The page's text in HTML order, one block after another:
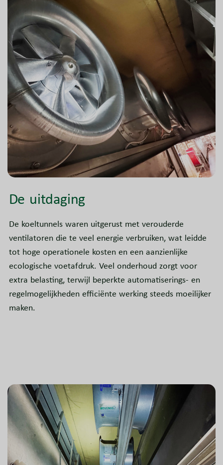
De uitdaging
De koeltunnels waren uitgerust met verouderde
ventilatoren die te veel energie verbruiken, wat leidde
tot hoge operationele kosten en een aanzienlijke
ecologische voetafdruk. Veel onderhoud zorgt voor
extra belasting, terwijl beperkte automatiserings- en
regelmogelijkheden efficiënte werking steeds moeilijker
maken.